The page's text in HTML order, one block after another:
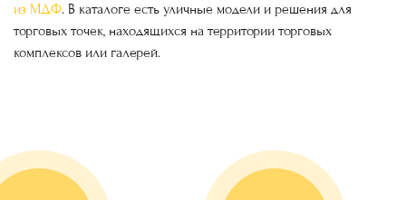
из МДФ. В каталоге есть уличные модели и решения для
торговых точек, находящихся на территории торговых
комплексов или галерей.